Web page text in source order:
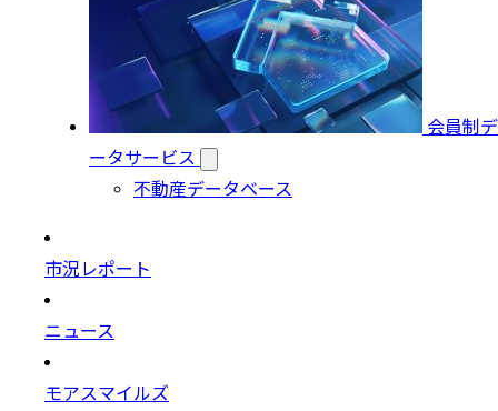
会員制デ
ータサービス
不動産データベース
市況レポート
ニュース
モアスマイルズ